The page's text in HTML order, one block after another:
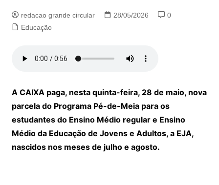
redacao grande circular 28/05/2026
0
Educação
A CAIXA paga, nesta quinta-feira, 28 de maio, nova
parcela do Programa Pé-de-Meia para os
estudantes do Ensino Médio regular e Ensino
Médio da Educação de Jovens e Adultos, a EJA,
nascidos nos meses de julho e agosto.